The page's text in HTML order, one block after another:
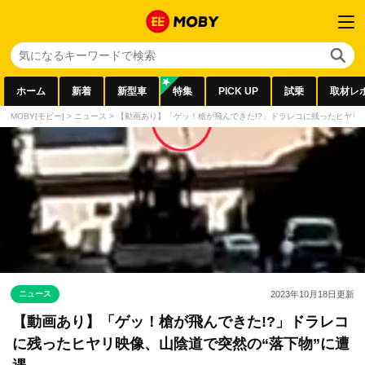
ホーム 新着 新型車 特集 PICK UP 試乗 取材レ
MOBY[モビー] > ニュース > 【動画あり】「ゲッ！槍が飛んできた!?」ドラレコに残ったヒヤリ
ニュース 2023年10月18日更新
【動画あり】「ゲッ！槍が飛んできた!?」ドラレコ
に残ったヒヤリ映像、山陰道で突然の“落下物”に遭